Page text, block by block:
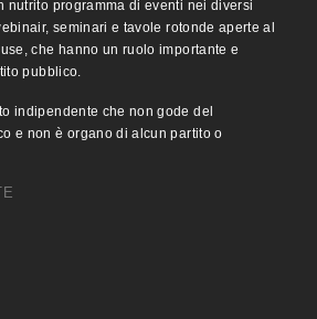
nutrito programma di eventi nei diversi
seminari e tavole rotonde aperte al
che hanno un ruolo importante e
pubblico.
indipendente che non gode del
e non è organo di alcun partito o